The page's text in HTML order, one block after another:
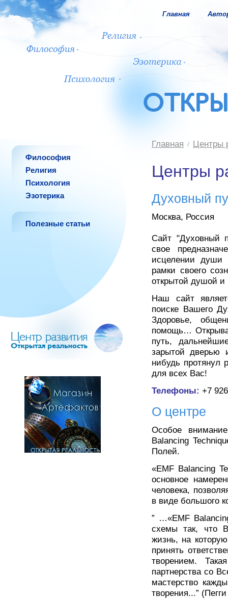
Главная
Философия
Религия
Психология
Эзотерика
Полезные статьи
Главная Центры
Центры
Духовный
Москва, Россия
Сайт "Духовный
свое
исцелении души
рамки своего
открытой душой
Наш сайт
поиске Вашего
Здоровье,
помощь…
путь,
зарытой дверью
нибудь
для всех Вас!
Телефоны: +7
О центре
Особое
Balancing
Полей.
«EMF Balancing
основное
человека,
в виде большого
” …«EMF
схемы так, что
жизнь, на
принять
творением.
партнерства со
мастерство
творения...”